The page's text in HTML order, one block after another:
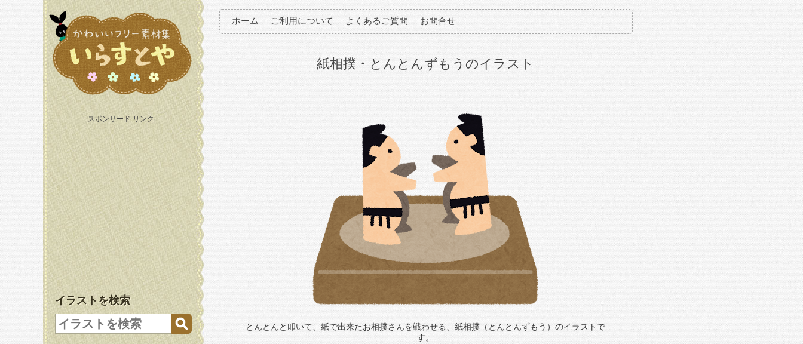
スポンサード リンク
イラストを検索
ホーム ご利用について よくあるご質問 お問合せ
紙相撲・とんとんずもうのイラスト
とんとんと叩いて、紙で出来たお相撲さんを戦わせる、紙相撲（とんとんずもう）のイラストで
す。